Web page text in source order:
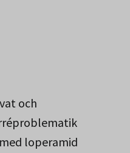
och
loperamid